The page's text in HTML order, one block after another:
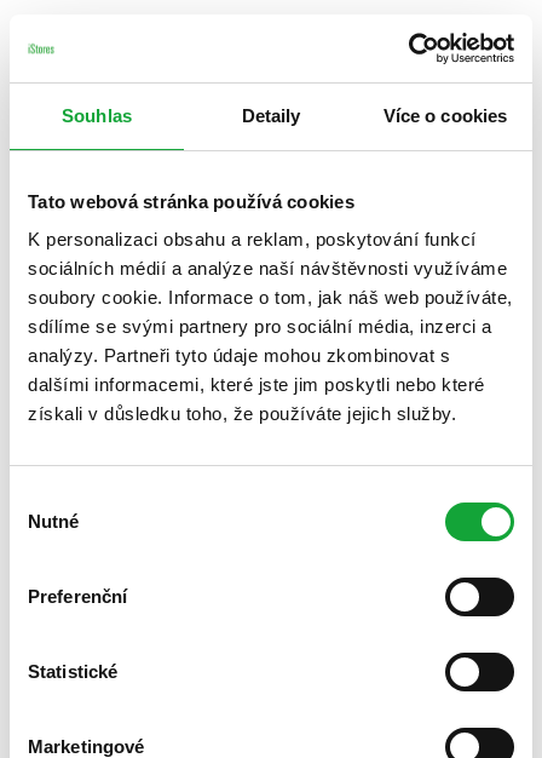
Souhlas Detaily Více o cookies
Tato webová stránka používá cookies
K personalizaci obsahu a reklam, poskytování funkcí
sociálních médií a analýze naší návštěvnosti využíváme
soubory cookie. Informace o tom, jak náš web používáte,
sdílíme se svými partnery pro sociální média, inzerci a
analýzy. Partneři tyto údaje mohou zkombinovat s
dalšími informacemi, které jste jim poskytli nebo které
získali v důsledku toho, že používáte jejich služby.
souhlasu
Nutné
Preferenční
Statistické
Marketingové